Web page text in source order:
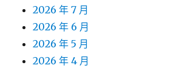
2026 年 7 月
2026 年 6 月
2026 年 5 月
2026 年 4 月